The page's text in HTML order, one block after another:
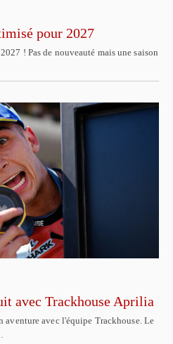
pour 2027
! Pas de nouveauté mais une saison
avec Trackhouse Aprilia
aventure avec l'équipe Trackhouse. Le